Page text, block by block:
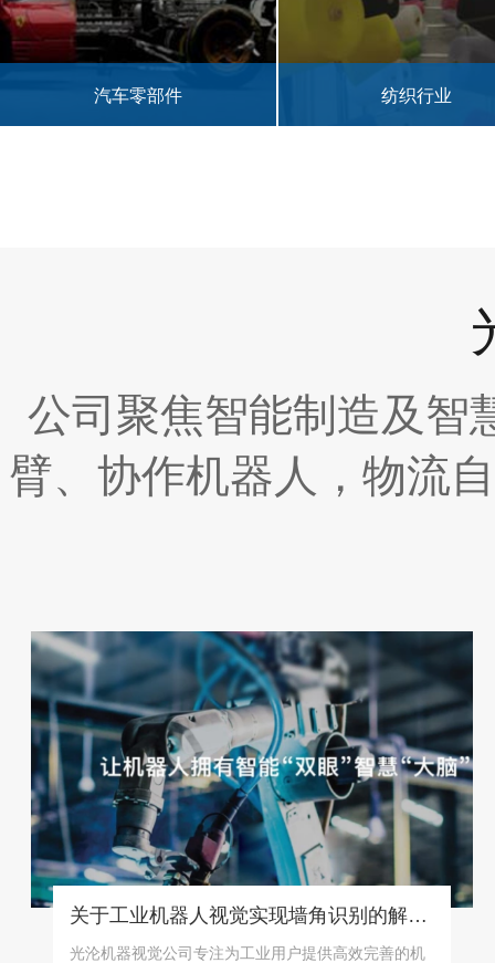
汽车零部件 纺织行业
公司聚焦智能制造及智
臂、协作机器人，物流
关于工业机器人视觉实现墙角识别的解决方案！
光沦机器视觉公司专注为工业用户提供高效完善的机